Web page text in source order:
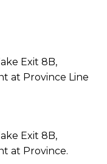
Exit 8B,
at Province Line
Exit 8B,
at Province.